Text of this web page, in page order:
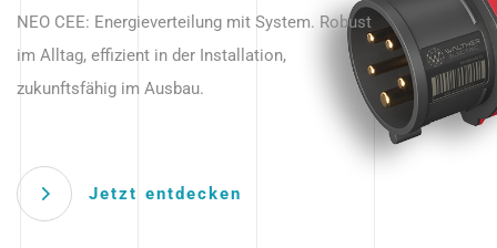
beginnt hier.
NEO CEE: Energieverteilung mit System. Robust
im Alltag, effizient in der Installation,
zukunftsfähig im Ausbau.
Jetzt entdecken
Anwendungen – robust, IP-geschützt und
zukunftsfähig.